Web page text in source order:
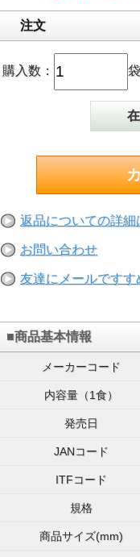
注文
購入数： 袋
返品についての詳細
お問い合わせ
友達にメールですす
■商品基本情報
メーカーコード
内容量（1食）
発売日
JANコード
ITFコード
規格
商品サイズ(mm)